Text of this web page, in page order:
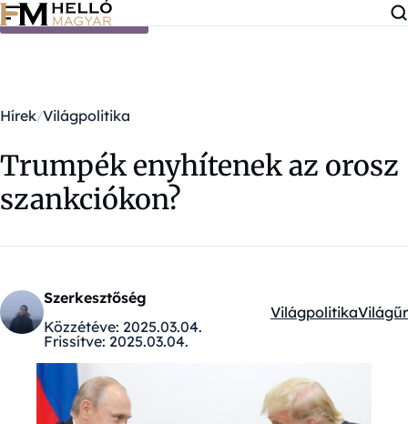
Ugrás a tartalomra
Hírek Világpolitika
Trumpék enyhítenek az orosz
szankciókon?
Szerkesztőség
Közzétéve: 2025.03.04.
Frissítve: 2025.03.04.
Kategóriák:
VilágpolitikaVilágűr